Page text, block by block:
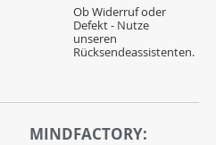
Ob Widerruf oder
Defekt - Nutze
unseren
Rücksendeassistenten.
MINDFACTORY: